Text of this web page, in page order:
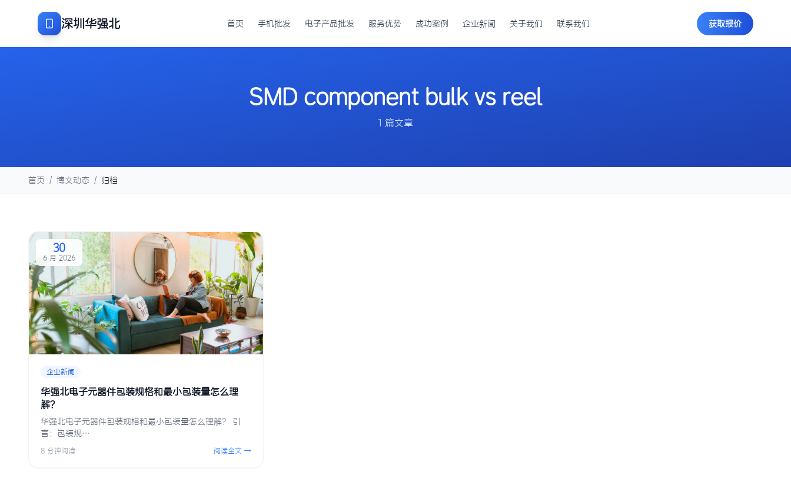
深圳华强北 首页 手机批发 电子产品批发 服务优势 成功案例 企业新闻 关于我们 联系我们 获取报价
SMD component bulk vs reel
1 篇文章
首页 / 博文动态 / 归档
30
6 月 2026
企业新闻
华强北电子元器件包装规格和最小包装量怎么理
解？
华强北电子元器件包装规格和最小包装量怎么理解？ 引
言：包装规…
8 分钟阅读 阅读全文 →